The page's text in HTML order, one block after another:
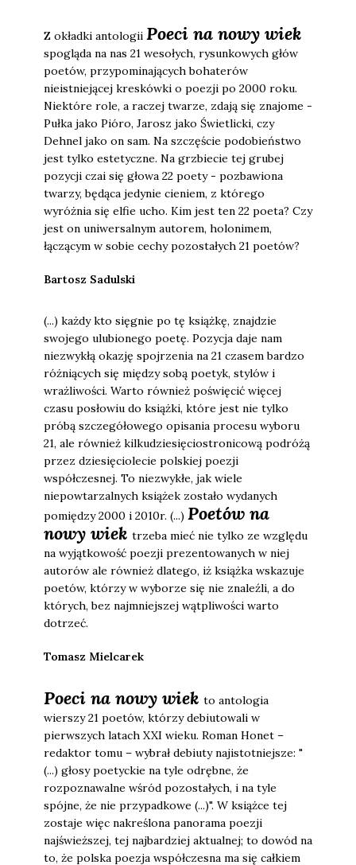
Z okładki antologii Poeci na nowy wiek
spogląda na nas 21 wesołych, rysunkowych głów
poetów, przypominających bohaterów
nieistniejącej kreskówki o poezji po 2000 roku.
Niektóre role, a raczej twarze, zdają się znajome -
Pułka jako Pióro, Jarosz jako Świetlicki, czy
Dehnel jako on sam. Na szczęście podobieństwo
jest tylko estetyczne. Na grzbiecie tej grubej
pozycji czai się głowa 22 poety - pozbawiona
twarzy, będąca jedynie cieniem, z którego
wyróżnia się elfie ucho. Kim jest ten 22 poeta? Czy
jest on uniwersalnym autorem, holonimem,
łączącym w sobie cechy pozostałych 21 poetów?
Bartosz Sadulski
(...) każdy kto sięgnie po tę książkę, znajdzie
swojego ulubionego poetę. Pozycja daje nam
niezwykłą okazję spojrzenia na 21 czasem bardzo
różniących się między sobą poetyk, stylów i
wrażliwości. Warto również poświęcić więcej
czasu posłowiu do książki, które jest nie tylko
próbą szczegółowego opisania procesu wyboru
21, ale również kilkudziesięciostronicową podróżą
przez dziesięciolecie polskiej poezji
współczesnej. To niezwykłe, jak wiele
niepowtarzalnych książek zostało wydanych
pomiędzy 2000 i 2010r. (...) Poetów na
nowy wiek trzeba mieć nie tylko ze względu
na wyjątkowość poezji prezentowanych w niej
autorów ale również dlatego, iż książka wskazuje
poetów, którzy w wyborze się nie znaleźli, a do
których, bez najmniejszej wątpliwości warto
dotrzeć.
Tomasz Mielcarek
Poeci na nowy wiek to antologia
wierszy 21 poetów, którzy debiutowali w
pierwszych latach XXI wieku. Roman Honet –
redaktor tomu – wybrał debiuty najistotniejsze: "
(...) głosy poetyckie na tyle odrębne, że
rozpoznawalne wśród pozostałych, i na tyle
spójne, że nie przypadkowe (...)". W książce tej
zostaje więc nakreślona panorama poezji
najświeższej, tej najbardziej aktualnej; to dowód na
to, że polska poezja współczesna ma się całkiem